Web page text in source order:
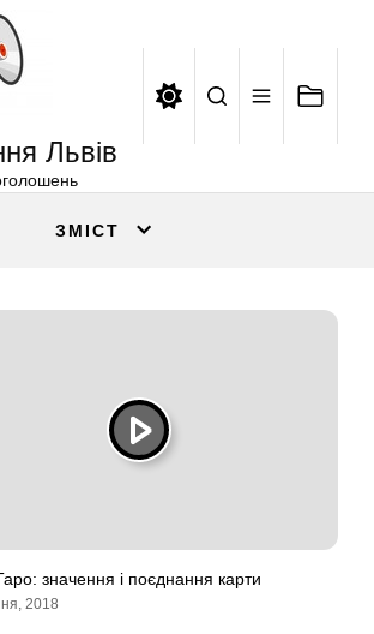
Львів
ЗМІСТ
значення і поєднання карти
2018